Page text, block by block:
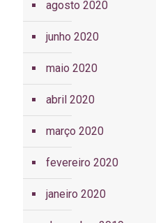
agosto 2020
junho 2020
maio 2020
abril 2020
março 2020
fevereiro 2020
janeiro 2020